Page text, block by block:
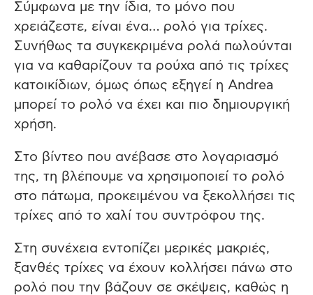
Σύμφωνα με την ίδια, το μόνο που
χρειάζεστε, είναι ένα… ρολό για τρίχες.
Συνήθως τα συγκεκριμένα ρολά πωλούνται
για να καθαρίζουν τα ρούχα από τις τρίχες
κατοικίδιων, όμως όπως εξηγεί η Andrea
μπορεί το ρολό να έχει και πιο δημιουργική
χρήση.
Στο βίντεο που ανέβασε στο λογαριασμό
της, τη βλέπουμε να χρησιμοποιεί το ρολό
στο πάτωμα, προκειμένου να ξεκολλήσει τις
τρίχες από το χαλί του συντρόφου της.
Στη συνέχεια εντοπίζει μερικές μακριές,
ξανθές τρίχες να έχουν κολλήσει πάνω στο
ρολό που την βάζουν σε σκέψεις, καθώς η